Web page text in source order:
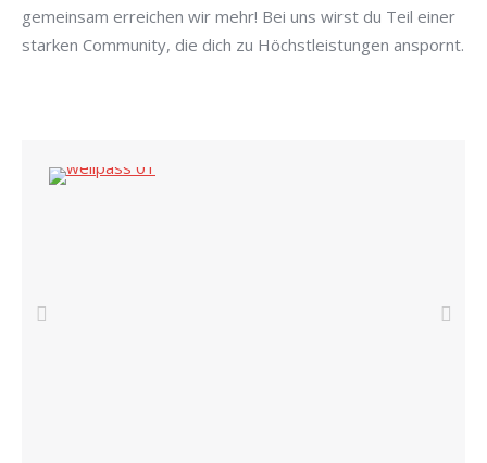
gemeinsam erreichen wir mehr! Bei uns wirst du Teil einer
starken Community, die dich zu Höchstleistungen anspornt.